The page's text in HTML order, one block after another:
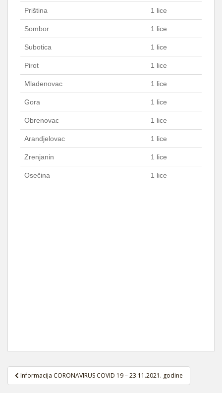
Priština 1 lice
Sombor 1 lice
Subotica 1 lice
Pirot 1 lice
Mladenovac 1 lice
Gora 1 lice
Obrenovac 1 lice
Arandjelovac 1 lice
Zrenjanin 1 lice
Osečina 1 lice
Navigacija
članaka
Informacija CORONAVIRUS COVID 19 – 23.11.2021. godine